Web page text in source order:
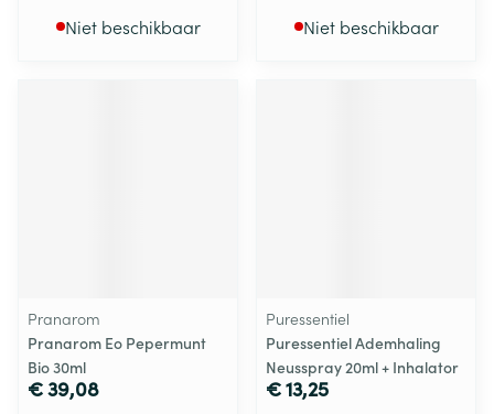
Niet beschikbaar Niet beschikbaar
Pranarom
Pranarom Eo Pepermunt
Bio 30ml
€ 39,08
Puressentiel
Puressentiel Ademhaling
Neusspray 20ml + Inhalator
€ 13,25